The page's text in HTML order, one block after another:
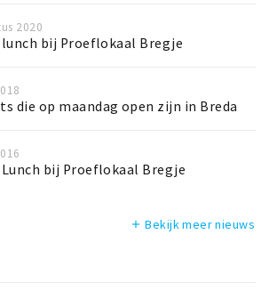
2020
bij Proeflokaal Bregje
die op maandag open zijn in Breda
bij Proeflokaal Bregje
add Bekijk meer nieuws